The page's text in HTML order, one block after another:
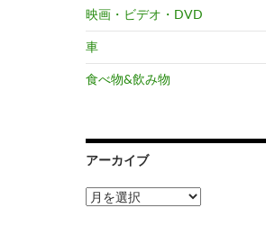
映画・ビデオ・DVD
車
食べ物&飲み物
アーカイブ
ア
ー